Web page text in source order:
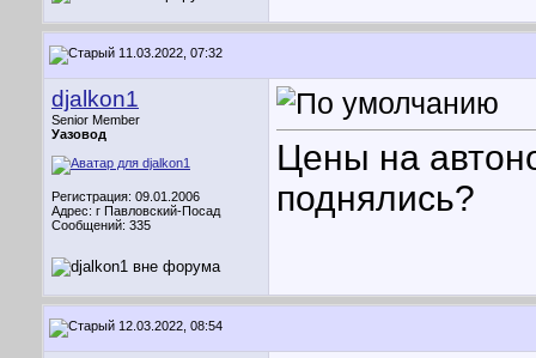
11.03.2022, 07:32
djalkon1
Senior Member
Уазовод
Регистрация: 09.01.2006
Адрес: г Павловский-Посад
Сообщений: 335
Цены на
поднялись?
12.03.2022, 08:54